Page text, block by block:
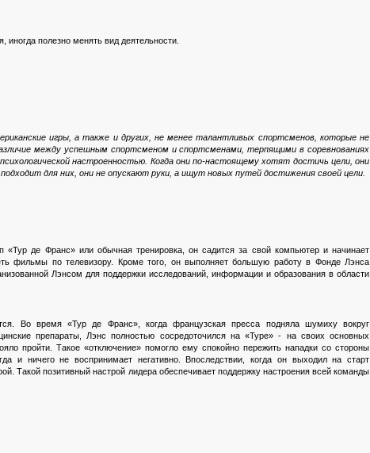
полезно менять вид деятельности.
игры, а также и других, не менее талантливых спортсменов, которые не
между успешным спортсменом и спортсменами, терпящими в соревнованиях
настроенностью. Когда они по-настоящему хотят достичь цели, они
для них, они не опускают руки, а ищут новых путей достижения своей цели.
«Тур де Франс» или обычная тренировка, он садится за свой компьютер и начинает
фильмы по телевизору. Кроме того, он выполняет большую работу в Фонде Лэнса
Лэнсом для поддержки исследований, информации и образования в области
Во время «Тур де Франс», когда французская пресса подняла шумиху вокруг
препараты, Лэнс полностью сосредоточился на «Туре» - на своих основных
пройти. Такое «отключение» помогло ему спокойно пережить нападки со стороны
и ничего не воспринимает негативно. Впоследствии, когда он выходил на старт
Такой позитивный настрой лидера обеспечивает поддержку настроения всей команды